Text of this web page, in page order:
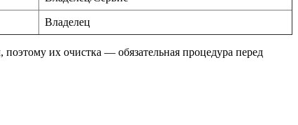
Владелец
их очистка — обязательная процедура перед